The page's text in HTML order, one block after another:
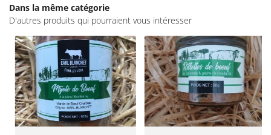
Dans la même catégorie
D'autres produits qui pourraient vous intéresser